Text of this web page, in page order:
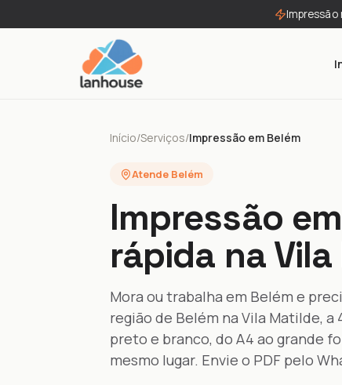
Início/Serviços/Impressão em Belém
Atende Belém
Impressão
rápida na
Mora ou trabalha em Belém e
região de Belém na Vila Matilde,
preto e branco, do A4 ao grande
mesmo lugar. Envie o PDF pelo